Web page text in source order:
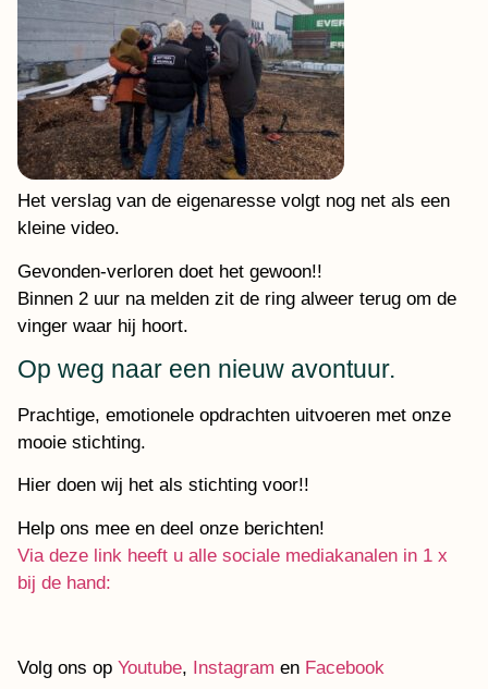
Het verslag van de eigenaresse volgt nog net als een
kleine video.
Gevonden-verloren doet het gewoon!!
Binnen 2 uur na melden zit de ring alweer terug om de
vinger waar hij hoort.
Op weg naar een nieuw avontuur.
Prachtige, emotionele opdrachten uitvoeren met onze
mooie stichting.
Hier doen wij het als stichting voor!!
Help ons mee en deel onze berichten!
Via deze link heeft u alle sociale mediakanalen in 1 x
bij de hand:
Volg ons op Youtube, Instagram en Facebook